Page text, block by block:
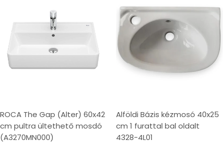
ROCA The Gap (Alter) 60x42
cm pultra ültethető mosdó
(A3270MN000)
Alföldi Bázis kézmosó 40x25
cm 1 furattal bal oldalt
4328-4L01